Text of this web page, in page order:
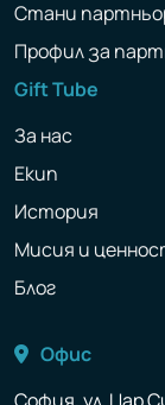
Стани
Профил за
Gift Tube
За нас
Екип
История
Мисия и
Блог
Офис